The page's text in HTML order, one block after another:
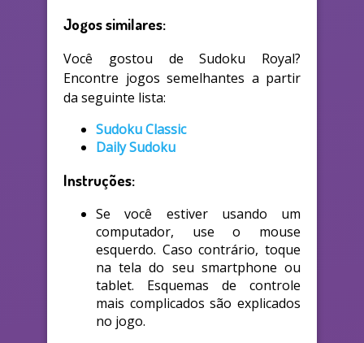
Jogos similares:
Você gostou de Sudoku Royal?
Encontre jogos semelhantes a partir
da seguinte lista:
Sudoku Classic
Daily Sudoku
Instruções:
Se você estiver usando um
computador, use o mouse
esquerdo. Caso contrário, toque
na tela do seu smartphone ou
tablet. Esquemas de controle
mais complicados são explicados
no jogo.